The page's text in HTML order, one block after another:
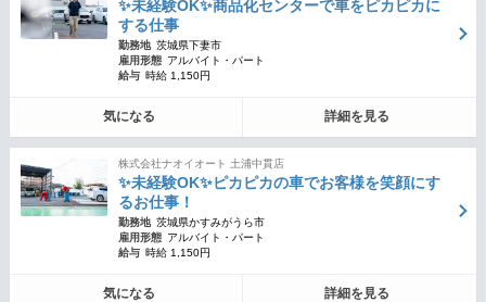
✨未経験OK✨商品化センターで車をピカピカに
する仕事
勤務地 茨城県下妻市
雇用形態 アルバイト・パート
給与 時給 1,150円
気になる 詳細を見る
株式会社ナオイオート 土浦中貫店
✨未経験OK✨ピカピカの車でお客様を笑顔にす
るお仕事！
勤務地 茨城県かすみがうら市
雇用形態 アルバイト・パート
給与 時給 1,150円
気になる 詳細を見る